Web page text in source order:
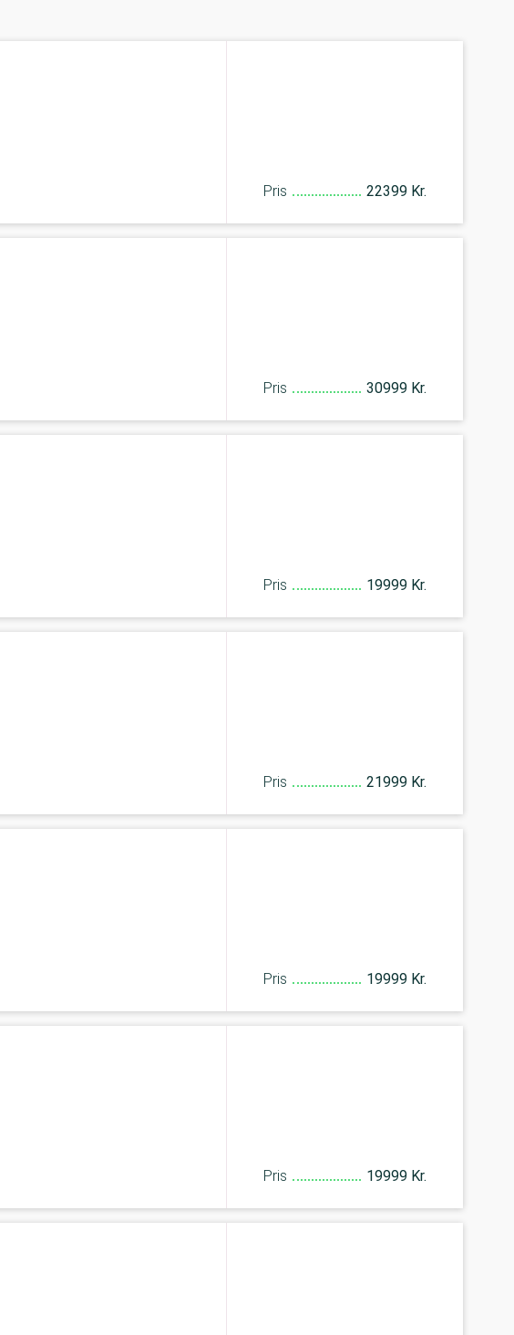
Pris 22399 Kr.
Pris 30999 Kr.
Pris 19999 Kr.
Pris 21999 Kr.
Pris 19999 Kr.
Pris 19999 Kr.